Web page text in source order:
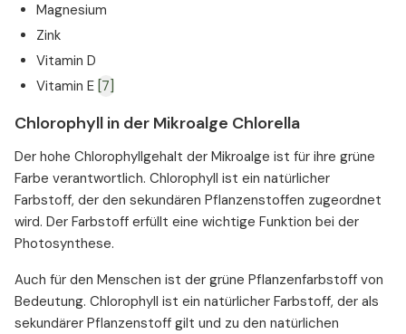
Magnesium
Zink
Vitamin D
Vitamin E [7]
Chlorophyll in der Mikroalge Chlorella
Der hohe Chlorophyllgehalt der Mikroalge ist für ihre grüne
Farbe verantwortlich. Chlorophyll ist ein natürlicher
Farbstoff, der den sekundären Pflanzenstoffen zugeordnet
wird. Der Farbstoff erfüllt eine wichtige Funktion bei der
Photosynthese.
Auch für den Menschen ist der grüne Pflanzenfarbstoff von
Bedeutung. Chlorophyll ist ein natürlicher Farbstoff, der als
sekundärer Pflanzenstoff gilt und zu den natürlichen